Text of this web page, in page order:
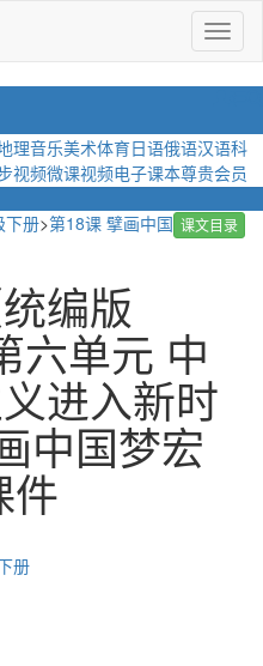
菜
单
理音乐美术体育日语俄语汉语科
视频微课视频电子课本尊贵会员
课文目录
下册>第18课 擘画中国
编版
六单元 中
进入新时
中国梦宏
件
册